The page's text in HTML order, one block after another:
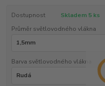
Dostupnost
Skladem 5 ks
Průměr světlovodného vlákna
Barva světlovodného vlákna